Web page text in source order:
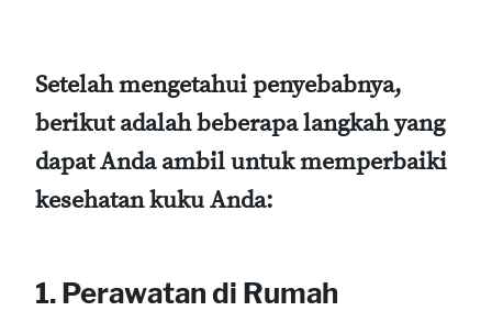
Setelah mengetahui penyebabnya,
berikut adalah beberapa langkah yang
dapat Anda ambil untuk memperbaiki
kesehatan kuku Anda:
1. Perawatan di Rumah